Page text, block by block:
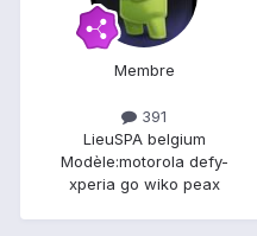
Membre
391
LieuSPA belgium
Modèle:motorola defy-
xperia go wiko peax